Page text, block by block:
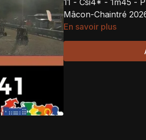
11 - Csi4* - 1m45 -
Mâcon-Chaintré
En savoir plus